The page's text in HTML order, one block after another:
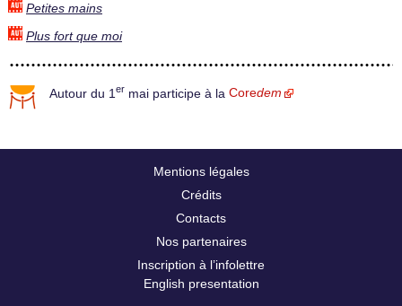
Petites mains
Plus fort que moi
Autour du 1 er mai participe à la Coredem
Mentions légales
Crédits
Contacts
Nos partenaires
Inscription à l’infolettre
English presentation